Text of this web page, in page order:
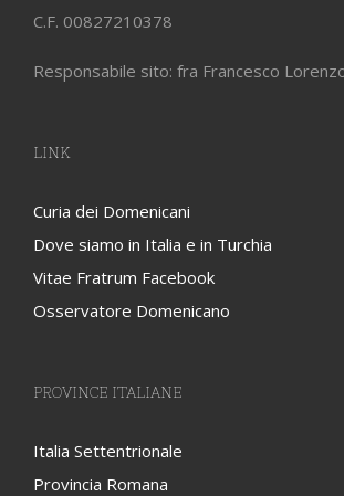
C.F. 00827210378
Responsabile sito: fra Francesco
LINK
Curia dei Domenicani
Dove siamo in Italia e in Turchia
Vitae Fratrum Facebook
Osservatore Domenicano
PROVINCE ITALIANE
Italia Settentrionale
Provincia Romana